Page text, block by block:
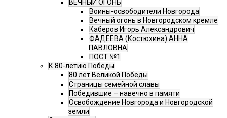
ВЕЧНЫЙ ОГОНЬ
Воины-освободители Новгорода
Вечный огонь в Новгородском кремле
Каберов Игорь Александрович
ФАДЕЕВА (Костюхина) АННА
ПАВЛОВНА
ПОСТ №1
К 80-летию Победы
80 лет Великой Победы
Страницы семейной славы
Победившие – навечно в памяти
Освобождение Новгорода и Новгородской
земли